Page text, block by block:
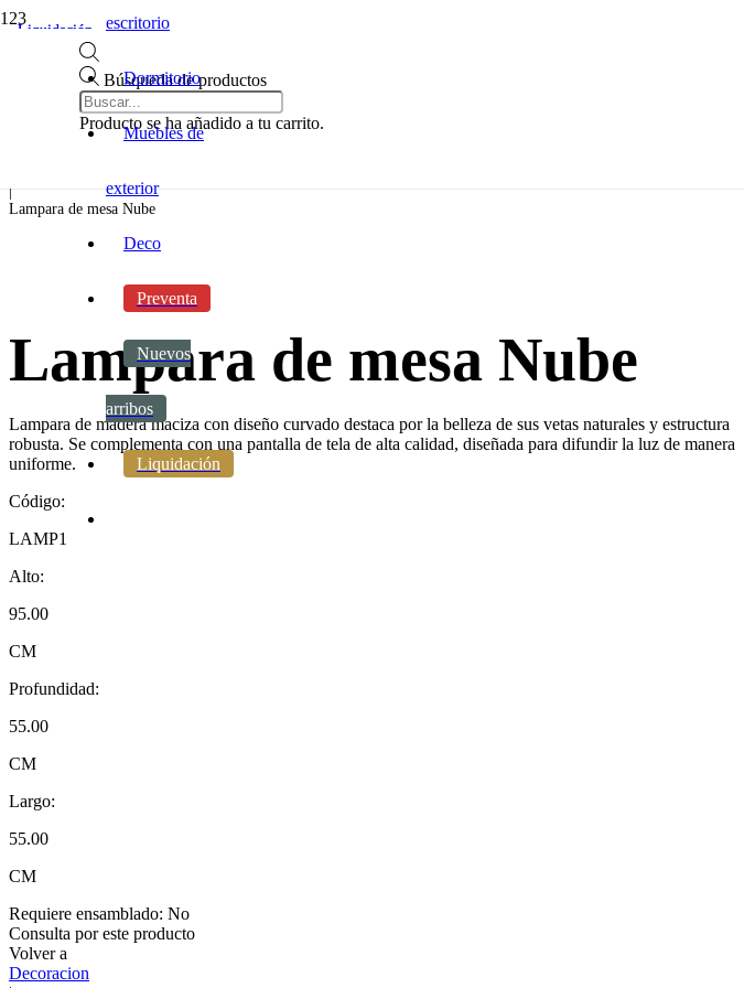
Búsqueda de productos
Producto se ha añadido a tu carrito.
escritorio
Dormitorio
Muebles de
exterior
Deco
Preventa
Nuevos
arribos
Liquidación
|
Lampara de mesa Nube
Lampara de mesa Nube
Lampara de madera maciza con diseño curvado destaca por la belleza de sus vetas naturales y estructura
robusta. Se complementa con una pantalla de tela de alta calidad, diseñada para difundir la luz de manera
uniforme.
Código:
LAMP1
Alto:
95.00
CM
Profundidad:
55.00
CM
Largo:
55.00
CM
Requiere ensamblado: No
Consulta por este producto
Volver a
Decoracion
Liquidación
Liquidación